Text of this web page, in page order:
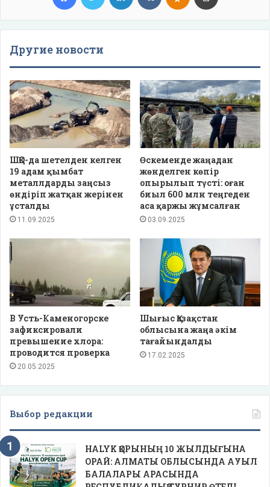
Другие новости
ШҚО-да шетелден келген
19 адам қымбат
металлдарды заңсыз
өндіріп жатқан жерінен
ұсталды
11.09.2025
Өскеменде жаңадан
жөнделген көпір
опырылып түсті: оған
биыл 600 млн теңгеден
аса қаржы жұмсалған
03.09.2025
В Усть-Каменогорске
зафиксировали
превышение хлора:
проводится проверка
20.05.2025
Шығыс Қазақстан
облысына жаңа әкім
тағайындалды
17.02.2025
Выбор редакции
HALYK ҚОРЫНЫҢ 10 ЖЫЛДЫҒЫНА
ОРАЙ: АЛМАТЫ ОБЛЫСЫНДА АУЫЛ
БАЛАЛАРЫ АРАСЫНДА